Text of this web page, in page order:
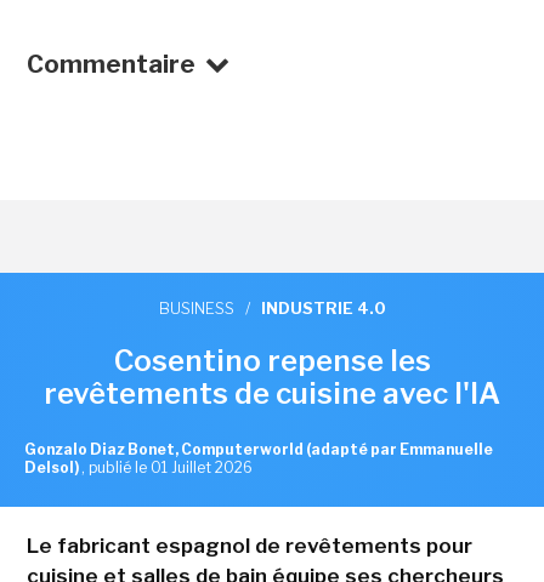
Commentaire
BUSINESS / INDUSTRIE 4.0
Cosentino repense les
revêtements de cuisine avec l'IA
Gonzalo Diaz Bonet, Computerworld (adapté par Emmanuelle
Delsol) , publié le 01 Juillet 2026
Le fabricant espagnol de revêtements pour
cuisine et salles de bain équipe ses chercheurs